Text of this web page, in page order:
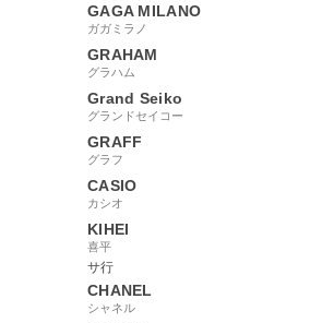
GAGA MILANO
ガガミラノ
GRAHAM
グラハム
Grand Seiko
グランドセイコー
GRAFF
グラフ
CASIO
カシオ
KIHEI
喜平
サ行
CHANEL
シャネル